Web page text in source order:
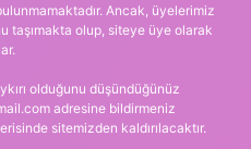
Ancak, üyelerimiz
taşımakta olup, siteye üye olarak
olduğunu düşündüğünüz
adresine bildirmeniz
sitemizden kaldırılacaktır.